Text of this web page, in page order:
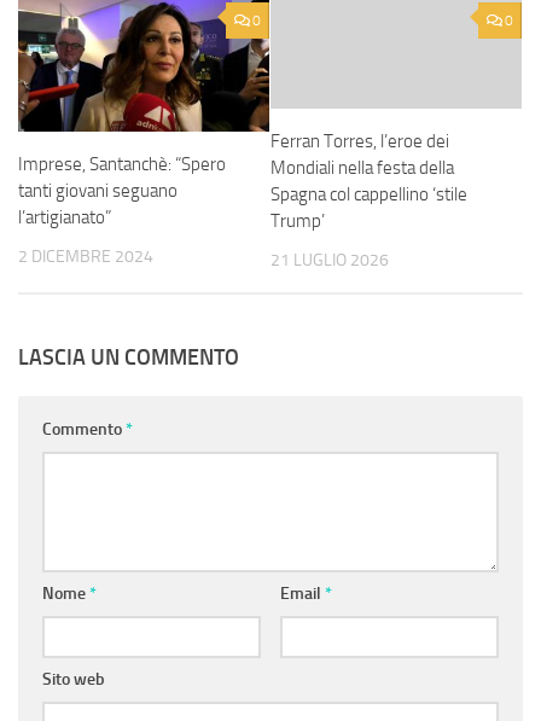
0
Imprese, Santanchè: “Spero
tanti giovani seguano
l’artigianato”
2 DICEMBRE 2024
0
Ferran Torres, l’eroe dei
Mondiali nella festa della
Spagna col cappellino ‘stile
Trump’
21 LUGLIO 2026
LASCIA UN COMMENTO
Commento*
Nome* Email *
Sito web